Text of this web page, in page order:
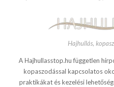
Hajhullás,
A Hajhullasstop.hu független
kopaszodással kapcsolatos
praktikákat és kezelési